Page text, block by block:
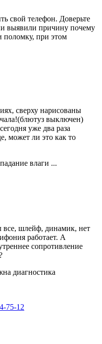
свой телефон. Доверьте
выявили причину почему
поломку, при этом
сверху нарисованы
выключен)
уже два раза
может ли это как то
влаги ...
все, шлейф, динамик, нет
работает. А
сопротивление
диагностика
75-12